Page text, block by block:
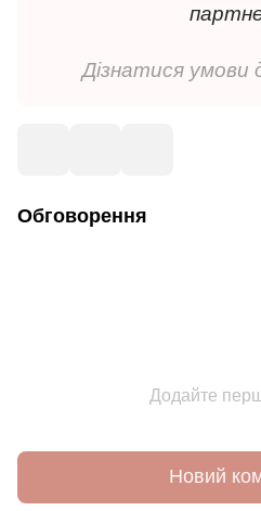
Дізнатися умови
Обговорення
Додайте
Новий